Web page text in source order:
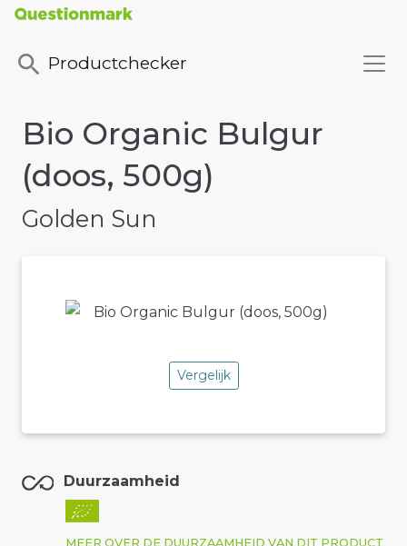
Productchecker
Bio Organic Bulgur
(doos, 500g)
Golden Sun
Vergelijk
Duurzaamheid
MEER OVER DE DUURZAAMHEID VAN DIT PRODUCT